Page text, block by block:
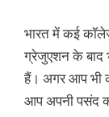
भारत में कई
ग्रेजुएशन के बाद
हैं। अगर आप भी
आप अपनी पसंद